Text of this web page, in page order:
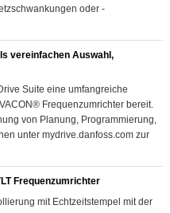
oder -
vereinfachen Auswahl,
Suite eine umfangreiche
Frequenzumrichter bereit.
von Planung, Programmierung,
unter mydrive.danfoss.com zur
Frequenzumrichter
mit Echtzeitstempel mit der